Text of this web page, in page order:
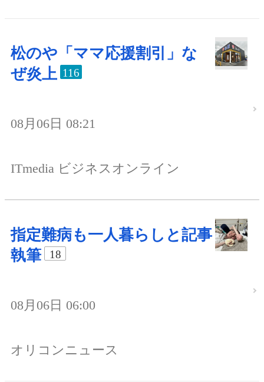
松のや「ママ応援割引」な
ぜ炎上 116
08月06日 08:21
ITmedia ビジネスオンライン
指定難病も一人暮らしと記事
執筆
18
08月06日 06:00
オリコンニュース